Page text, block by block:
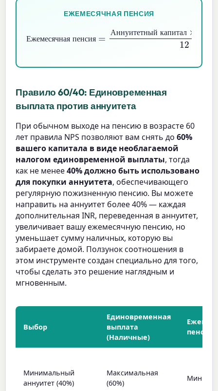
ЕЖЕМЕСЯЧНАЯ ПЕНСИЯ
Еж ем е ся чная п ен сия
Анн уи т е тный кап и т ал
Ежемесячная пенсия=
Ставка аннуитета12
Правило 60/40: Единовременная
выплата против аннуитета
При обычном выходе на пенсию в возрасте 60
лет правила NPS позволяют вам снять до60%
вашего капитала в виде необлагаемой
налогом единовременной выплаты, тогда
как не менее40% должно быть использовано
для покупки аннуитета, обеспечивающего
регулярную пожизненную пенсию. Вы можете
направить на аннуитет более 40% — каждая
дополнительная INR, переведенная в аннуитет,
увеличивает вашу ежемесячную пенсию, но
уменьшает сумму наличных, которую вы
забираете домой. Ползунок соотношения в
этом инструменте создан специально для того,
чтобы сделать это решение наглядным и
мгновенным.
Выбор
Единовременная
выплата
(Наличные)
пенсия
Минимальный
аннуитет (40%)
Максимальная
(60%)